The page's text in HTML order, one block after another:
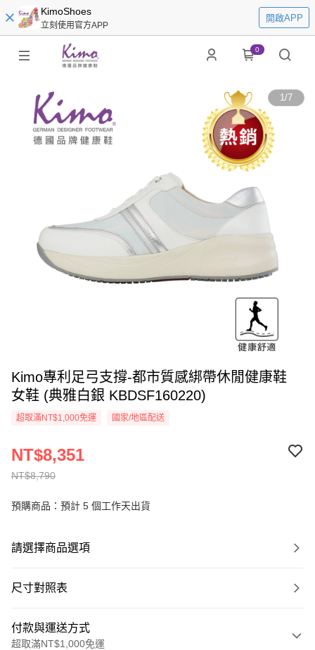
KimoShoes
立刻使用官方APP
開啟APP
0
1/7
Kimo專利足弓支撐-都市質感綁帶休閒健康鞋
女鞋 (典雅白銀 KBDSF160220)
超取滿NT$1,000免運 國家/地區配送
NT$8,790
NT$8,351
預購商品：預計 5 個工作天出貨
請選擇商品選項
尺寸對照表
付款與運送方式
超取滿NT$1,000免運